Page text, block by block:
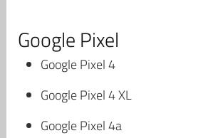
Google Pixel
Google Pixel 4
Google Pixel 4 XL
Google Pixel 4a